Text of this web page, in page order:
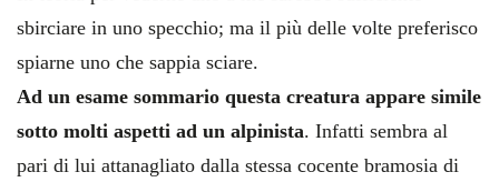
sbirciare in uno specchio; ma il più delle volte preferisco
spiarne uno che sappia sciare.
Ad un esame sommario questa creatura appare simile
sotto molti aspetti ad un alpinista. Infatti sembra al
pari di lui attanagliato dalla stessa cocente bramosia di